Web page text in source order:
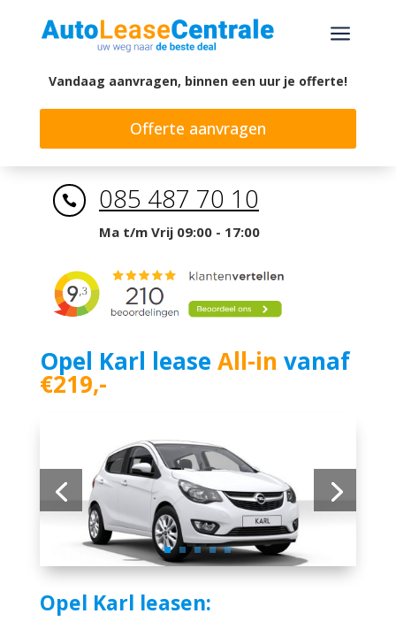
a
Vandaag aanvragen, binnen een uur je offerte!
Offerte aanvragen
 085 487 70 10
Ma t/m Vrij 09:00 - 17:00
Opel Karl lease All-in vanaf
€219,-
Opel Karl leasen: